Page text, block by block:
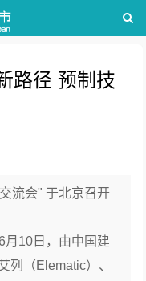
路径 预制技
流会" 于北京召开
月10日，由中国建
列（Elematic）、